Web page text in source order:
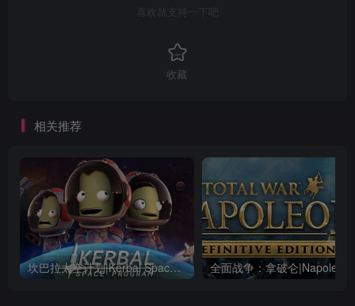
喜欢就支持一下吧
收藏
相关推荐
坎巴拉太空计划|Kerbal Space Program|1.12.5.3190|整合全DLC